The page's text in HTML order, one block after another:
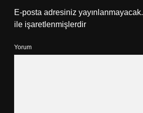
E-posta adresiniz yayınlanmayacak.
ile işaretlenmişlerdir
Yorum